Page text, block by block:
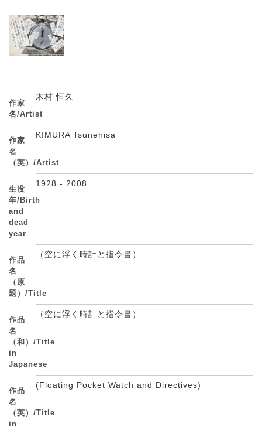
作家
名/Artist
木村 恒久
作家
名
（英）/Artist
KIMURA Tsunehisa
生没
年/Birth
and
dead
year
1928 - 2008
作品
名
（原
題）/Title
（空に浮く時計と指令書）
作品
名
（和）/Title
in
Japanese
（空に浮く時計と指令書）
作品
名
（英）/Title
in
(Floating Pocket Watch and Directives)